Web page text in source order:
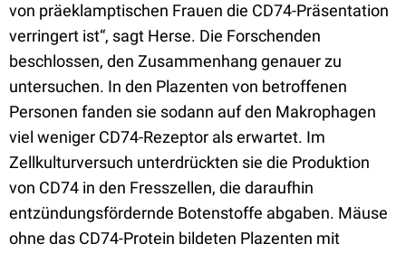
von präeklamptischen Frauen die CD74-Präsentation
verringert ist“, sagt Herse. Die Forschenden
beschlossen, den Zusammenhang genauer zu
untersuchen. In den Plazenten von betroffenen
Personen fanden sie sodann auf den Makrophagen
viel weniger CD74-Rezeptor als erwartet. Im
Zellkulturversuch unterdrückten sie die Produktion
von CD74 in den Fresszellen, die daraufhin
entzündungsfördernde Botenstoffe abgaben. Mäuse
ohne das CD74-Protein bildeten Plazenten mit